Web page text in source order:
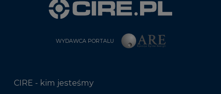
WYDAWCA PORTALU
CIRE - kim jesteśmy